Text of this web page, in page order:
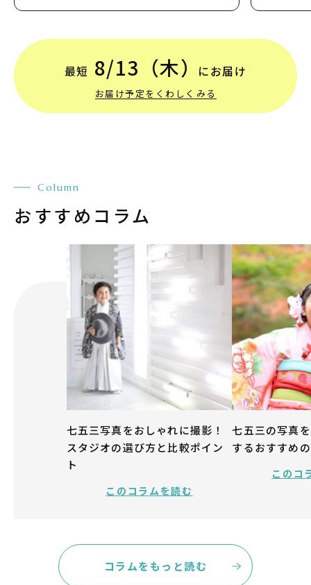
最短 8/13 （木）にお届け
お届け予定をくわしくみる
Column
おすすめコラム
七五三写真をおしゃれに撮影！
スタジオの選び方と比較ポイン
ト
このコラムを読む
七五三の写真
するおすすめ
このコ
コラムをもっと読む